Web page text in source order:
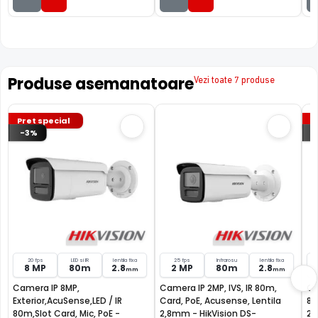
FILTRU IR MECANIC (ICR / IR Cut Fillter)
Camera HIKVISION DS-2CD2T26G2-4I 2C are un filtru IR
Mecanic autoretractabil ce filtreaza lumina in infrarosu
pe timpul zilei, pentru a evita anumitele defecte de
Produse asemanatoareVezi toate 7 produse
Pret special
-3%
20 fps
8 MP
LED si IR
80m
lentila fixa
2.8mm
Camera IP 8MP,
Exterior,AcuSense,LED / IR
80m,Slot Card, Mic, PoE -
25 fps
2 MP
Infrarosu
80m
lentila fixa
2.8mm
Camera IP 2MP, IVS, IR 80m,
Card, PoE, Acusense, Lentila
2,8mm - HikVision DS-